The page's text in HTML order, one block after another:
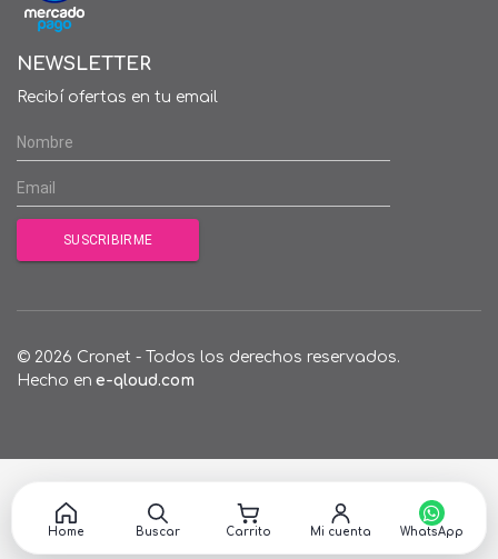
NEWSLETTER
Recibí ofertas en tu email
© 2026 Cronet - Todos los derechos reservados.
Hecho en e-qloud.com
Home Buscar Carrito Mi cuenta